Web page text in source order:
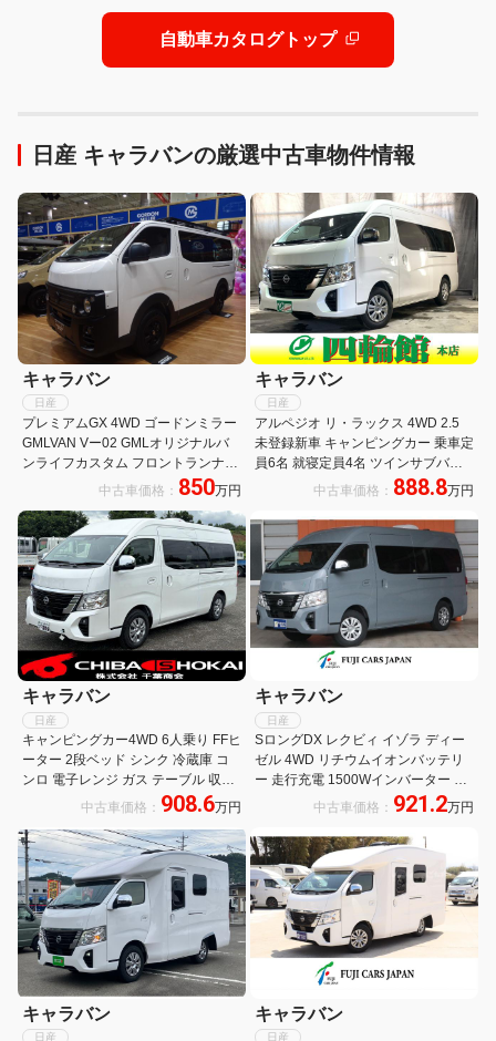
自動車カタログトップ
日産 キャラバンの厳選中古車物件情報
キャラバン
日産
プレミアムGX 4WD ゴードンミラー
GMLVAN Vー02 GMLオリジナルバ
ンライフカスタム フロントランナー
ルーフキャリア GMLリアラダー ア
モニター デジタルインナーミラー
中古車価格： 850万円
キャラバン
日産
アルペジオ リ・ラックス 4WD 2.5
未登録新車 キャンピングカー 乗車定
員6名 就寝定員4名 ツインサブバッ
テリー 1500Wインバーター 100Vエ
給排水タンク 電子レンジ 冷蔵庫 FF
ヒーター
中古車価格： 888.8万円
キャラバン
日産
キャンピングカー4WD 6人乗り FFヒ
ーター 2段ベッド シンク 冷蔵庫 コ
ンロ 電子レンジ ガス テーブル 収納
ファン リアクーラー リアヒーター
中古車価格： 908.6万円
キャラバン
日産
SロングDX レクビィ イゾラ ディー
ゼル 4WD リチウムイオンバッテリ
ー 走行充電 1500Wインバーター コ
ンバーター 家庭用エアコン ルーフベ
子レンジ 冷蔵庫 テレビ
中古車価格： 921.2万円
キャラバン
日産
キャラバン
日産